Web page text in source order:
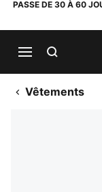
PASSE DE 30 À 60
Vêtements